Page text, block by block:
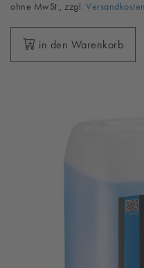
ohne MwSt., zzgl. Versandkosten
in den Warenkorb